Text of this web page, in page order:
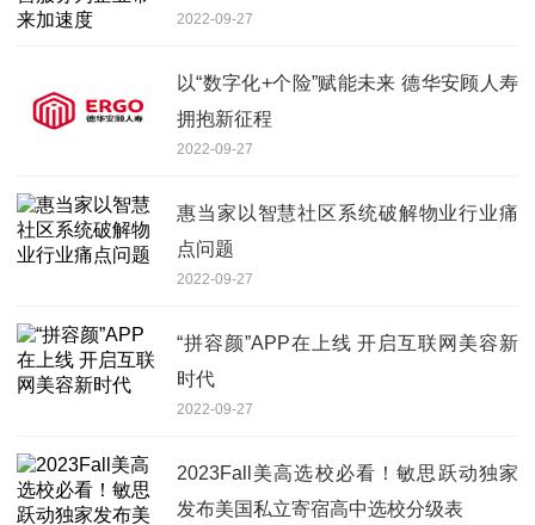
2022-09-27
以“数字化+个险”赋能未来 德华安顾人寿
拥抱新征程
2022-09-27
惠当家以智慧社区系统破解物业行业痛
点问题
2022-09-27
“拼容颜”APP在上线 开启互联网美容新
时代
2022-09-27
2023Fall美高选校必看！敏思跃动独家
发布美国私立寄宿高中选校分级表